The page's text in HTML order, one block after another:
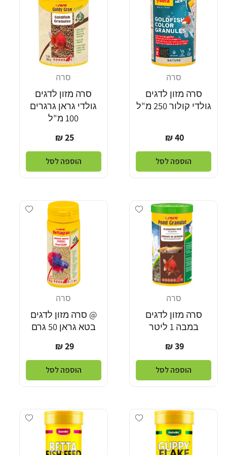
סרה
סרה מזון לדגים
גולדי קולור 250 מ"ל
מחיר
רגיל
40 ₪
הוספה לסל
סרה
סרה מזון לדגים
גולדי גראן גרגרים
100 מ"ל
מחיר
רגיל
25 ₪
הוספה לסל
Add wishlist
סרה
סרה מזון לדגים
במבה 1 ליטר
מחיר
רגיל
39 ₪
הוספה לסל
wishlist
סרה
@ סרה מזון לדגים
בטא גראן 50 גרם
מחיר
רגיל
29 ₪
הוספה לסל
Add wishlist
Add wishlist